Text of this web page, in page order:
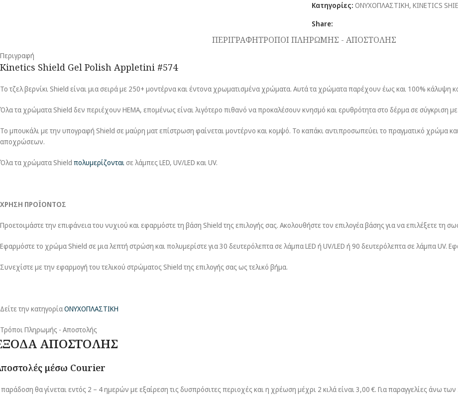
Κατηγορίες: ΟΝΥΧΟΠΛΑΣΤΙΚΗ, KINETICS
Share:
ΠΕΡΙΓΡΑΦΉΤΡΌΠΟΙ ΠΛΗΡΩΜΉΣ - ΑΠΟΣΤΟΛΉΣ
Περιγραφή
Kinetics Shield Gel Polish Appletini #574
Το τζελ βερνίκι Shield είναι μια σειρά με 250+ μοντέρνα και έντονα χρωματισμένα χρώματα. Αυτά τα χρώματα παρέχουν έως και 100% κάλυψη
Όλα τα χρώματα Shield δεν περιέχουν HEMA, επομένως είναι λιγότερο πιθανό να προκαλέσουν κνησμό και ερυθρότητα στο δέρμα σε σύγκριση
Το μπουκάλι με την υπογραφή Shield σε μαύρη ματ επίστρωση φαίνεται μοντέρνο και κομψό. Το καπάκι αντιπροσωπεύει το πραγματικό χρώμα
αποχρώσεων.
Όλα τα χρώματα Shield πολυμερίζονταισε λάμπες LED, UV/LED και UV.
ΧΡΗΣΗ ΠΡΟΪΟΝΤΟΣ
Προετοιμάστε την επιφάνεια του νυχιού και εφαρμόστε τη βάση Shield της επιλογής σας. Ακολουθήστε τον επιλογέα βάσης για να επιλέξετε τη
Εφαρμόστε το χρώμα Shield σε μια λεπτή στρώση και πολυμερίστε για 30 δευτερόλεπτα σε λάμπα LED ή UV/LED ή 90 δευτερόλεπτα σε λάμπα UV.
Συνεχίστε με την εφαρμογή του τελικού στρώματος Shield της επιλογής σας ως τελικό βήμα.
Δείτε την κατηγορίαΟΝΥΧΟΠΛΑΣΤΙΚΗ
Τρόποι Πληρωμής - Αποστολής
ΑΠΟΣΤΟΛΗΣ
μέσω Courier
θα γίνεται εντός 2 – 4 ημερών με εξαίρεση τις δυσπρόσιτες περιοχές και η χρέωση μέχρι 2 κιλά είναι 3,00 €. Για παραγγελίες άνω